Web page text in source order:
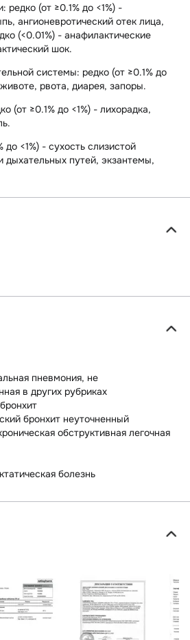
редко (от ≥0.1% до <1%) -
ангионевротический отек лица,
(<0.01%) - анафилактические
шок.
системы: редко (от ≥0.1% до
рвота, диарея, запоры.
(от ≥0.1% до <1%) - лихорадка,
до <1%) - сухость слизистой
дыхательных путей, экзантемы,
пневмония, не
в других рубриках
бронхит неуточненный
обструктивная легочная
болезнь